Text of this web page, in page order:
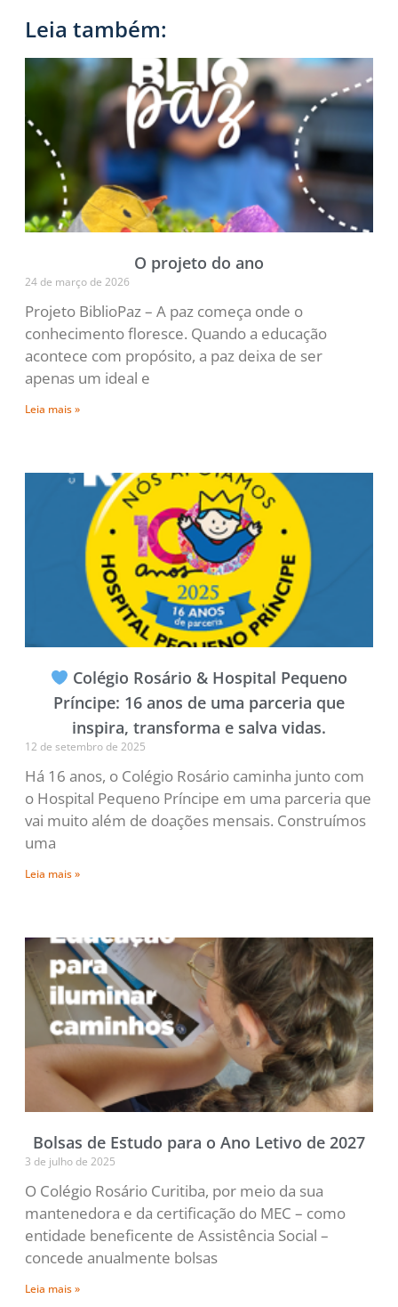
Leia também:
O projeto do ano
24 de março de 2026
Projeto BiblioPaz – A paz começa onde o
conhecimento floresce. Quando a educação
acontece com propósito, a paz deixa de ser
apenas um ideal e
Leia mais »
Colégio Rosário & Hospital Pequeno
Príncipe: 16 anos de uma parceria que
inspira, transforma e salva vidas.
12 de setembro de 2025
Há 16 anos, o Colégio Rosário caminha junto com
o Hospital Pequeno Príncipe em uma parceria que
vai muito além de doações mensais. Construímos
uma
Leia mais »
Bolsas de Estudo para o Ano Letivo de 2027
3 de julho de 2025
O Colégio Rosário Curitiba, por meio da sua
mantenedora e da certificação do MEC – como
entidade beneficente de Assistência Social –
concede anualmente bolsas
Leia mais »